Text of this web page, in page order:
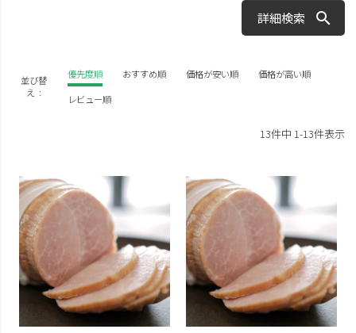
詳細検索
表示順
価格安い順
価格高い順
新着順
並び替
え
優先度順 おすすめ順 価格が安い順
価格が高い順
レビュー順
13件中 1-13件表示